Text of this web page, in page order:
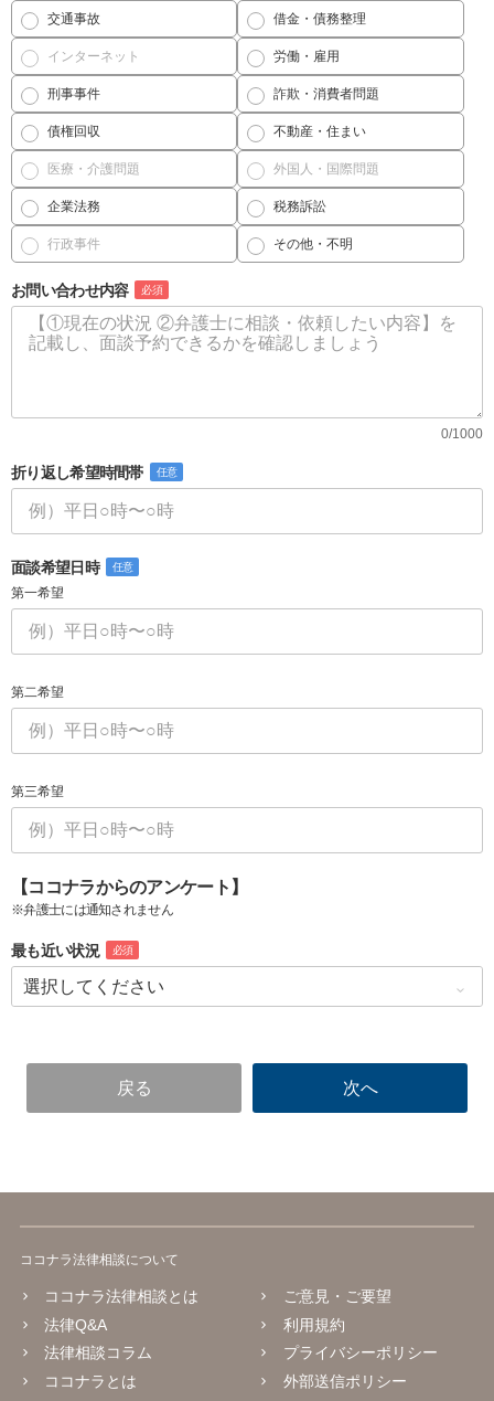
交通事故 借金・債務整理
インターネット 労働・雇用
刑事事件 詐欺・消費者問題
債権回収 不動産・住まい
医療・介護問題 外国人・国際問題
企業法務 税務訴訟
行政事件 その他・不明
お問い合わせ内容 必須
0/1000
折り返し希望時間帯 任意
面談希望日時 任意
第一希望
第二希望
第三希望
【ココナラからのアンケート】
※弁護士には通知されません
最も近い状況 必須
ココナラ法律相談について
ココナラ法律相談とは
法律Q&A
法律相談コラム
ココナラとは
ご意見・ご要望
利用規約
プライバシーポリシー
外部送信ポリシー